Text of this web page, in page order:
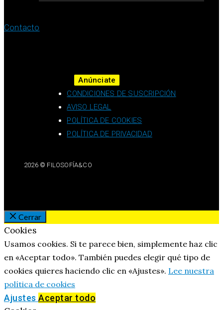
Contacto
Anúnciate
CONDICIONES DE SUSCRIPCIÓN
AVISO LEGAL
POLÍTICA DE COOKIES
POLÍTICA DE PRIVACIDAD
2026 © FILOSOFÍA&CO
Cerrar
Cookies
Usamos cookies. Si te parece bien, simplemente haz clic
en «Aceptar todo». También puedes elegir qué tipo de
cookies quieres haciendo clic en «Ajustes». Lee nuestra
política de cookies
Ajustes Aceptar todo